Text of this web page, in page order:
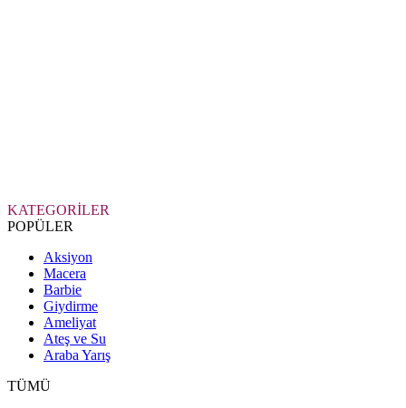
KATEGORİLER
POPÜLER
Aksiyon
Macera
Barbie
Giydirme
Ameliyat
Ateş ve Su
Araba Yarış
TÜMÜ